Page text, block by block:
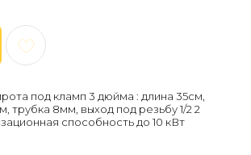
под кламп 3 дюйма : длина 35см,
трубка 8мм, выход под резьбу 1/2 2
способность до 10 кВт